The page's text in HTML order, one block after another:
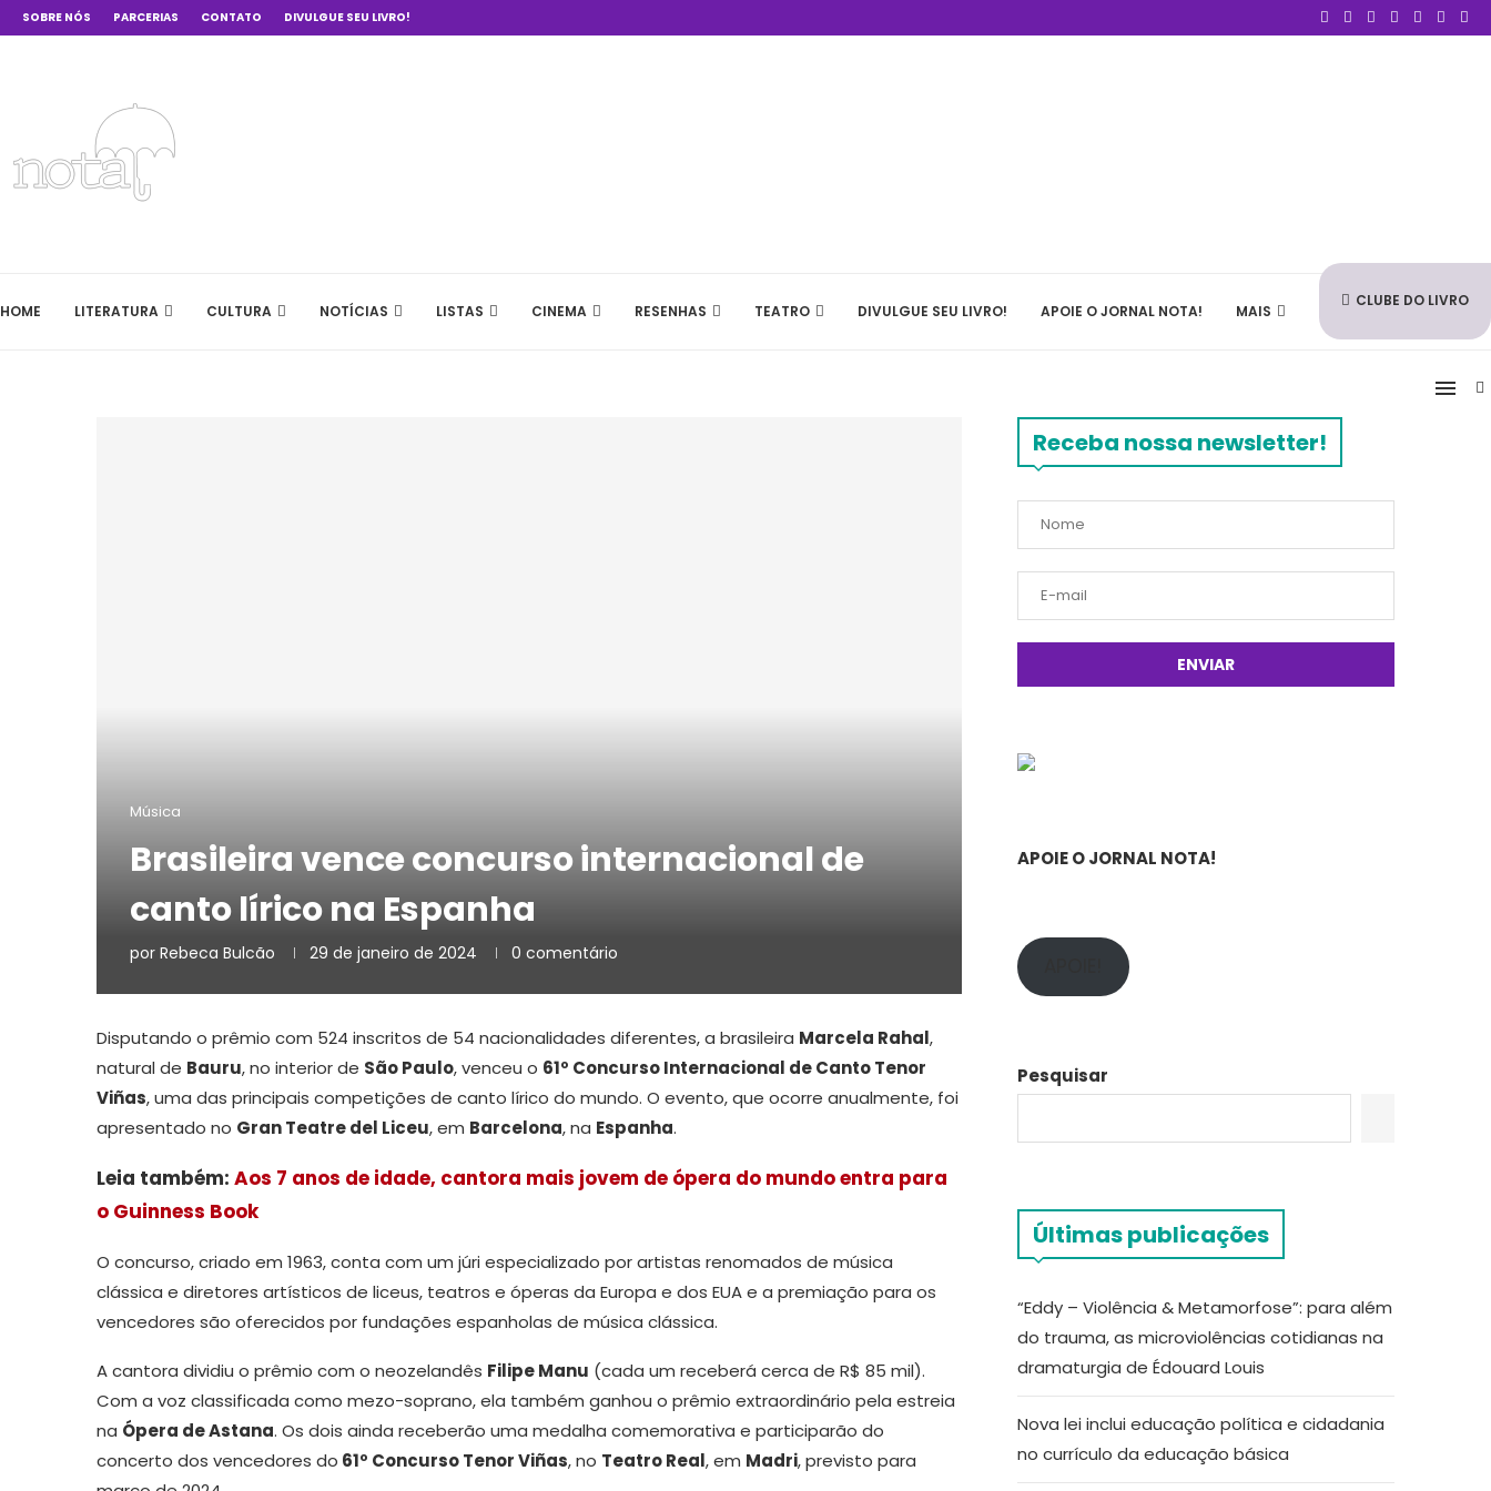
SOBRE NÓS PARCERIAS CONTATO DIVULGUE SEU LIVRO!
HOME LITERATURA CULTURA NOTÍCIAS LISTAS CINEMA RESENHAS TEATRO DIVULGUE SEU LIVRO! APOIE O JORNAL NOTA! MAIS
CLUBE DO LIVRO
Música
Brasileira vence concurso internacional de
canto lírico na Espanha
por Rebeca Bulcão 29 de janeiro de 2024 0 comentário
Disputando o prêmio com 524 inscritos de 54 nacionalidades diferentes, a brasileira Marcela Rahal,
natural de Bauru, no interior de São Paulo, venceu o 61º Concurso Internacional de Canto Tenor
Viñas, uma das principais competições de canto lírico do mundo. O evento, que ocorre anualmente, foi
apresentado no Gran Teatre del Liceu, em Barcelona, na Espanha.
Leia também: Aos 7 anos de idade, cantora mais jovem de ópera do mundo entra para
o Guinness Book
O concurso, criado em 1963, conta com um júri especializado por artistas renomados de música
clássica e diretores artísticos de liceus, teatros e óperas da Europa e dos EUA e a premiação para os
vencedores são oferecidos por fundações espanholas de música clássica.
A cantora dividiu o prêmio com o neozelandês Filipe Manu (cada um receberá cerca de R$ 85 mil).
Com a voz classificada como mezo-soprano, ela também ganhou o prêmio extraordinário pela estreia
na Ópera de Astana. Os dois ainda receberão uma medalha comemorativa e participarão do
concerto dos vencedores do 61º Concurso Tenor Viñas, no Teatro Real, em Madri, previsto para
Receba nossa newsletter!
APOIE O JORNAL NOTA!
Pesquisar
Últimas publicações
“Eddy – Violência & Metamorfose”: para além
do trauma, as microviolências cotidianas na
dramaturgia de Édouard Louis
Nova lei inclui educação política e cidadania
no currículo da educação básica